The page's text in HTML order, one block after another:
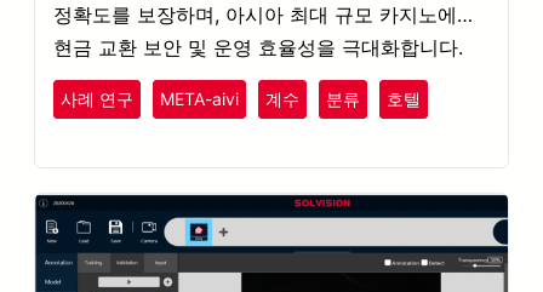
정확도를 보장하며, 아시아 최대 규모 카지노에서
현금 교환 보안 및 운영 효율성을 극대화합니다.
사례 연구 META-aivi 계수 분류 호텔